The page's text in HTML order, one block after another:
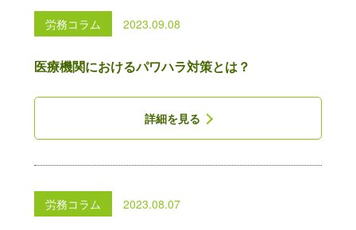
労務コラム 2023.09.08
医療機関におけるパワハラ対策とは？
詳細を見る
労務コラム 2023.08.07